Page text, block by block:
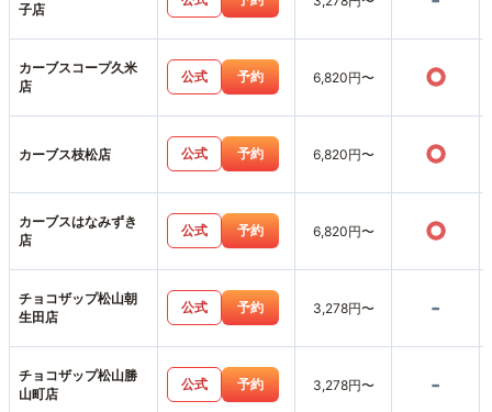
子店
カーブスコープ久米
店
公式 予約 6,820円〜 ○
カーブス枝松店 公式 予約 6,820円〜 ○
カーブスはなみずき
店
公式 予約 6,820円〜 ○
チョコザップ松山朝
生田店
公式 予約 3,278円〜 -
チョコザップ松山勝
山町店
公式 予約 3,278円〜 -